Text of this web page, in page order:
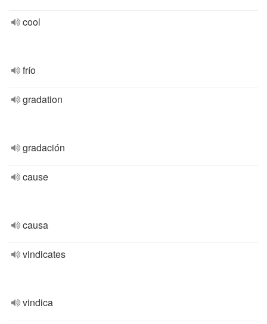
cool
frío
gradation
gradación
cause
causa
vindicates
vindica